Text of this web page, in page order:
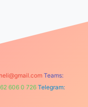
Teams:
606 0 726 Telegram: